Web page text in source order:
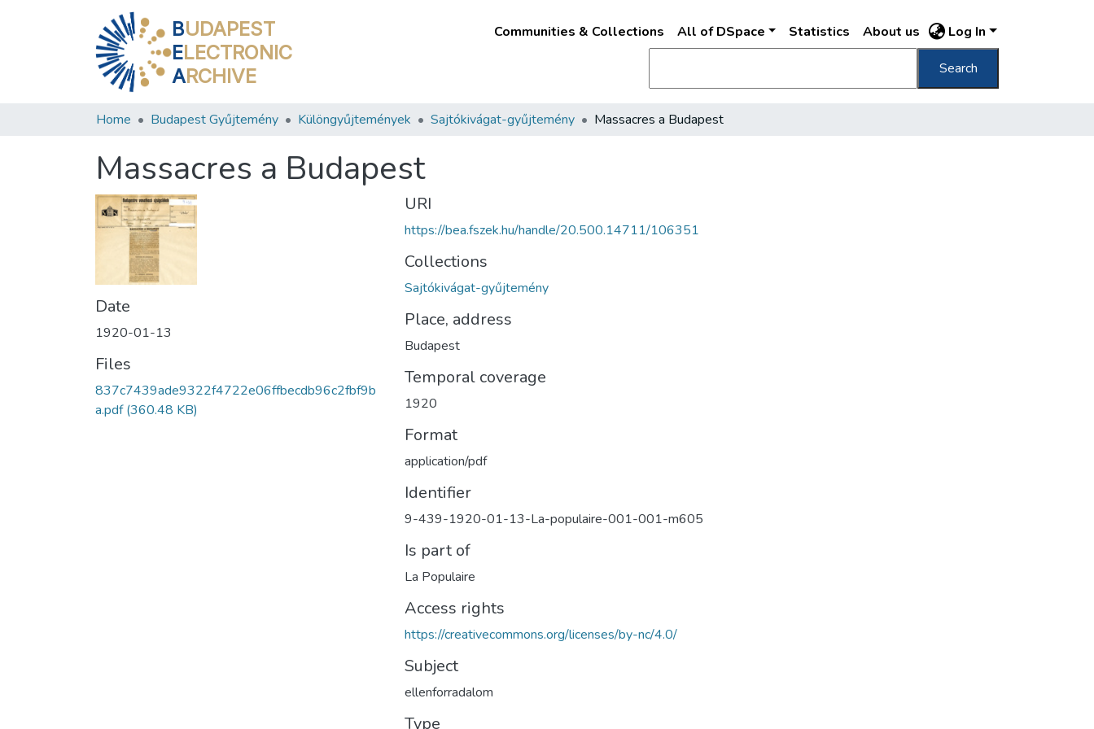
BUDAPEST
ELECTRONIC
ARCHIVE
Communities & Collections All of DSpace Statistics About us Log In
Search
Home Budapest Gyűjtemény Különgyűjtemények Sajtókivágat-gyűjtemény Massacres a Budapest
Massacres a Budapest
Date
1920-01-13
Files
837c7439ade9322f4722e06ffbecdb96c2fbf9b
a.pdf(360.48 KB)
URI
https://bea.fszek.hu/handle/20.500.14711/106351
Collections
Sajtókivágat-gyűjtemény
Place, address
Budapest
Temporal coverage
1920
Format
application/pdf
Identifier
9-439-1920-01-13-La-populaire-001-001-m605
Is part of
La Populaire
Access rights
https://creativecommons.org/licenses/by-nc/4.0/
Subject
ellenforradalom
Type